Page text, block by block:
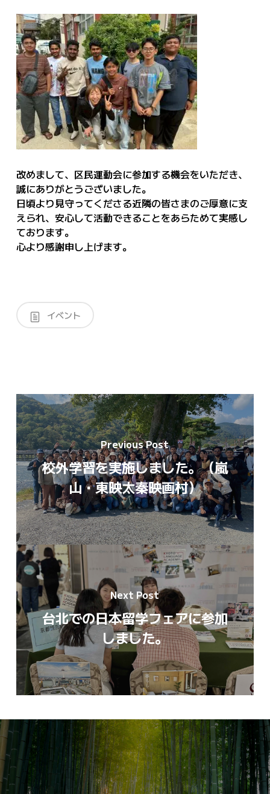
改めまして、区民運動会に参加する機会をいただき、
誠にありがとうございました。
日頃より見守ってくださる近隣の皆さまのご厚意に支
えられ、安心して活動できることをあらためて実感し
ております。
心より感謝申し上げます。
イベント
Previous Post
校外学習を実施しました。（嵐
山・東映太秦映画村）
Next Post
台北での日本留学フェアに参加
しました。